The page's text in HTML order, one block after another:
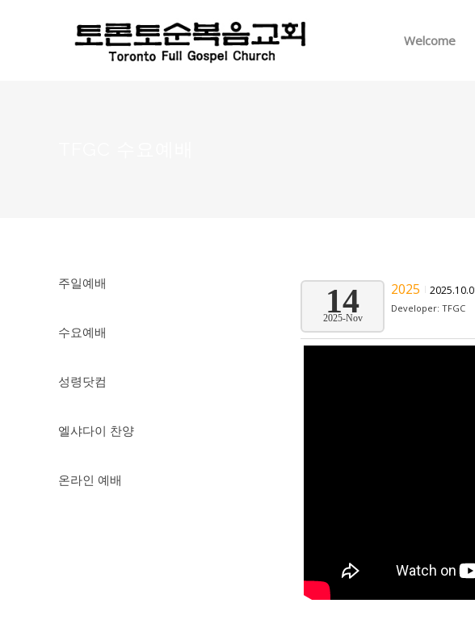
Welcome
주일예배
수요예배
성령닷컴
엘샤다이 찬양
온라인 예배
14
2025-Nov
2025
Developer: TFGC